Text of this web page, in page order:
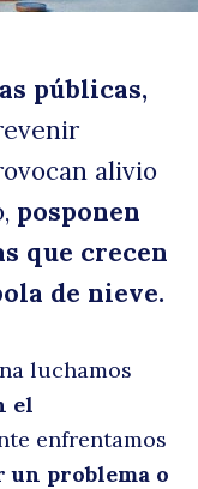
públicas,
alivio
posponen
que crecen
de nieve.
luchamos
el
enfrentamos
problema o